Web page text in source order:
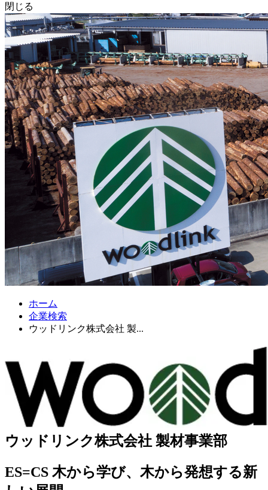
閉じる
ホーム
企業検索
ウッドリンク株式会社 製...
ウッドリンク株式会社 製材事業部
ES=CS 木から学び、木から発想する新